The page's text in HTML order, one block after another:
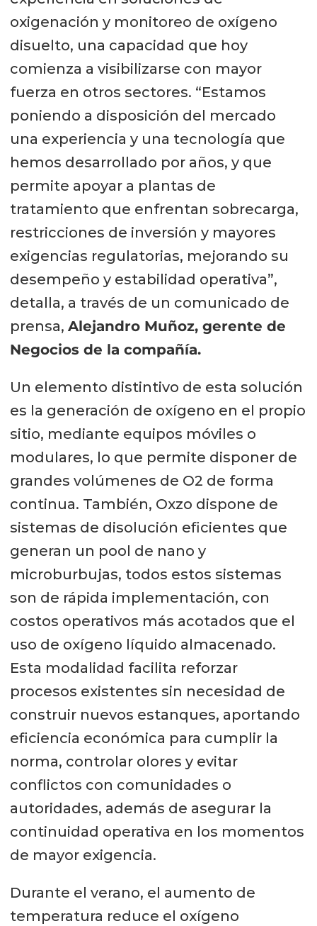
oxigenación y monitoreo de oxígeno
disuelto, una capacidad que hoy
comienza a visibilizarse con mayor
fuerza en otros sectores. “Estamos
poniendo a disposición del mercado
una experiencia y una tecnología que
hemos desarrollado por años, y que
permite apoyar a plantas de
tratamiento que enfrentan sobrecarga,
restricciones de inversión y mayores
exigencias regulatorias, mejorando su
desempeño y estabilidad operativa”,
detalla, a través de un comunicado de
prensa, Alejandro Muñoz, gerente de
Negocios de la compañía.
Un elemento distintivo de esta solución
es la generación de oxígeno en el propio
sitio, mediante equipos móviles o
modulares, lo que permite disponer de
grandes volúmenes de O2 de forma
continua. También, Oxzo dispone de
sistemas de disolución eficientes que
generan un pool de nano y
microburbujas, todos estos sistemas
son de rápida implementación, con
costos operativos más acotados que el
uso de oxígeno líquido almacenado.
Esta modalidad facilita reforzar
procesos existentes sin necesidad de
construir nuevos estanques, aportando
eficiencia económica para cumplir la
norma, controlar olores y evitar
conflictos con comunidades o
autoridades, además de asegurar la
continuidad operativa en los momentos
de mayor exigencia.
Durante el verano, el aumento de
temperatura reduce el oxígeno